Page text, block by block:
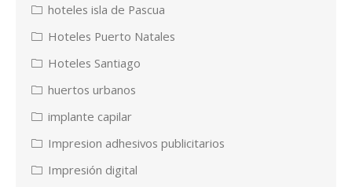
hoteles isla de Pascua
Hoteles Puerto Natales
Hoteles Santiago
huertos urbanos
implante capilar
Impresion adhesivos publicitarios
Impresión digital